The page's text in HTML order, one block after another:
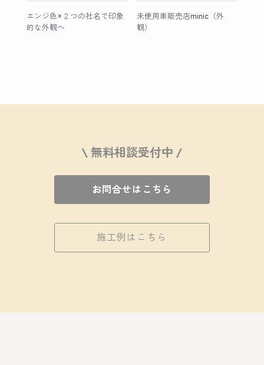
エンジ色×２つの社名で印象
的な外観へ
未使用車販売店minic（外
観）
\ 無料相談受付中 /
お問合せはこちら
施工例はこちら